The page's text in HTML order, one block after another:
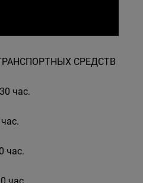
СРЕДСТВ
час.
час.